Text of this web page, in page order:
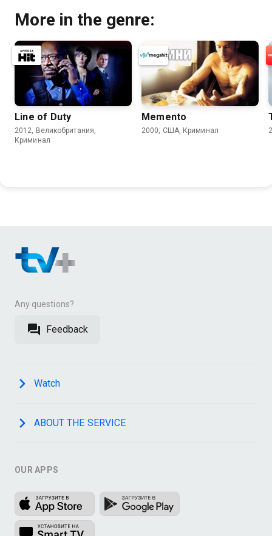
More in the genre:
Line of Duty
2012, Великобритания,
Криминал
Memento
2000, США, Криминал
Any questions?
Feedback
Watch
ABOUT THE SERVICE
OUR APPS